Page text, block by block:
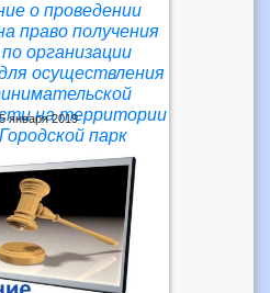
о проведении
право получения
по организации
осуществления
на территории
парк
и отдыха»
января 2019